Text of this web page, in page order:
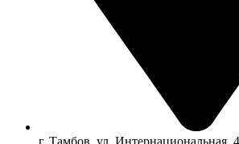
г. Тамбов, ул. Интернациональная,